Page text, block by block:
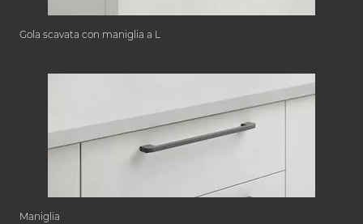
Gola scavata con maniglia a L
Maniglia